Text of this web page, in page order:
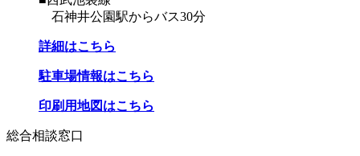
石神井公園駅からバス30分
詳細はこちら
駐車場情報はこちら
印刷用地図はこちら
総合相談窓口